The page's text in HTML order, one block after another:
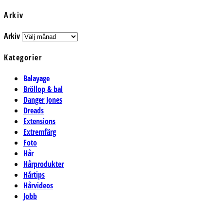
Arkiv
Arkiv
Kategorier
Balayage
Bröllop & bal
Danger Jones
Dreads
Extensions
Extremfärg
Foto
Hår
Hårprodukter
Hårtips
Hårvideos
Jobb